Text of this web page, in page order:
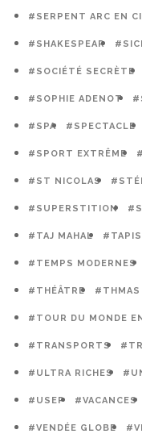
#SERPENT ARC EN
#SHAKESPEAR
#SOCIÉTÉ SECRÈTE
#SOPHIE ADENOT
#SPA #SPECTACLE
#SPORT EXTRÊME
#ST NICOLAS
#SUPERSTITION
#TAJ MAHAL
#TEMPS MODERNES
#THÉÂTRE #THMAS
#TOUR DU MONDE
#TRANSPORTS
#ULTRA RICHES
#USEP #VACANCES
#VENDÉE GLOBE